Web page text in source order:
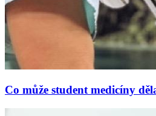
Co může student medicíny